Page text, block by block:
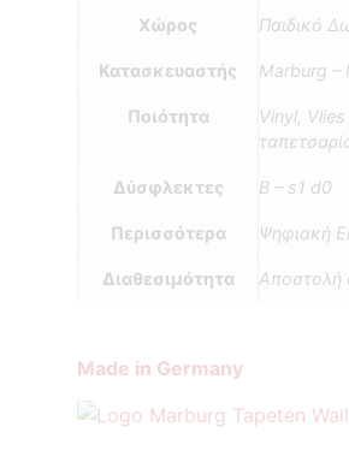
Χώρος Παιδικό
Κατασκευαστής Marburg –
Ποιότητα
Vinyl,
Δύσφλεκτες B – s1 d0
Περισσότερα Ψηφιακή
Διαθεσιμότητα Αποστολή
Made in Germany